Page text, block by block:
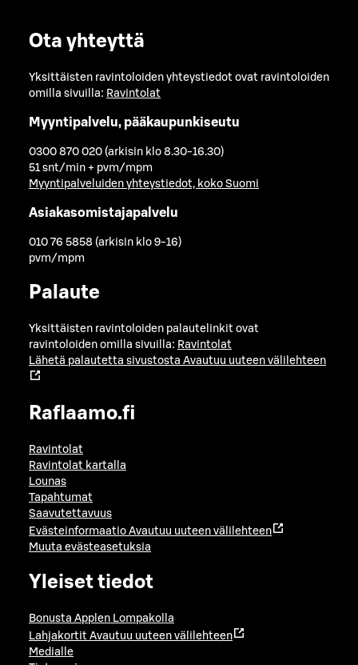
Ota yhteyttä
Yksittäisten ravintoloiden yhteystiedot ovat ravintoloiden
omilla sivuilla: Ravintolat
Myyntipalvelu, pääkaupunkiseutu
0300 870 020 (arkisin klo 8.30-16.30)
51 snt/min + pvm/mpm
Myyntipalveluiden yhteystiedot, koko Suomi
Asiakasomistajapalvelu
010 76 5858 (arkisin klo 9-16)
pvm/mpm
Palaute
Yksittäisten ravintoloiden palautelinkit ovat
ravintoloiden omilla sivuilla: Ravintolat
Lähetä palautetta sivustosta Avautuu uuteen välilehteen
Raflaamo.fi
Ravintolat
Ravintolat kartalla
Lounas
Tapahtumat
Saavutettavuus
Evästeinformaatio Avautuu uuteen välilehteen
Muuta evästeasetuksia
Yleiset tiedot
Bonusta Applen Lompakolla
Lahjakortit Avautuu uuteen välilehteen
Medialle